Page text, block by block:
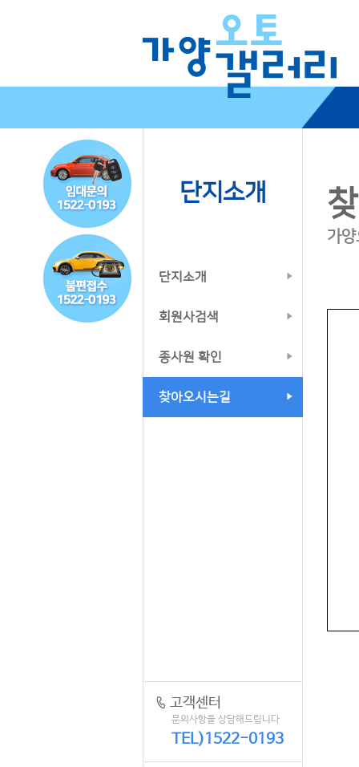
단지소개
단지소개
회원사검색
종사원 확인
찾아오시는길
가
고객센터
문의사항을 상담해드립니다
TEL)1522-0193